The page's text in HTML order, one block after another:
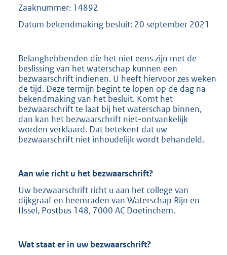
Zaaknummer: 14892
Datum bekendmaking besluit: 20 september 2021
Belanghebbenden die het niet eens zijn met de
beslissing van het waterschap kunnen een
bezwaarschrift indienen. U heeft hiervoor zes weken
de tijd. Deze termijn begint te lopen op de dag na
bekendmaking van het besluit. Komt het
bezwaarschrift te laat bij het waterschap binnen,
dan kan het bezwaarschrift niet-ontvankelijk
worden verklaard. Dat betekent dat uw
bezwaarschrift niet inhoudelijk wordt behandeld.
Aan wie richt u het bezwaarschrift?
Uw bezwaarschrift richt u aan het college van
dijkgraaf en heemraden van Waterschap Rijn en
IJssel, Postbus 148, 7000 AC Doetinchem.
Wat staat er in uw bezwaarschrift?